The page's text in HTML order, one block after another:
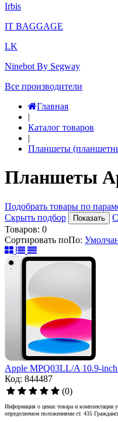
Irbis
IT BAGGAGE
LK
Ninebot By Segway
Все производители
Главная
|
Каталог товаров
|
Планшеты
Планшеты
Подобрать товары по
Скрыть подбор
Показать
Товаров: 0
Сортировать поПо:
Apple MPQ03LL/A 10.9-
Код: 844487
(0)
Информация о ценах товара и комплектации
определяемом положениями ст. 435